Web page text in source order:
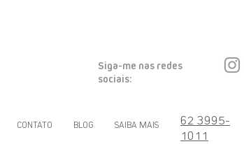
Siga-me nas redes
sociais:
CONTATO BLOG SAIBA MAIS
62 3995-
1011